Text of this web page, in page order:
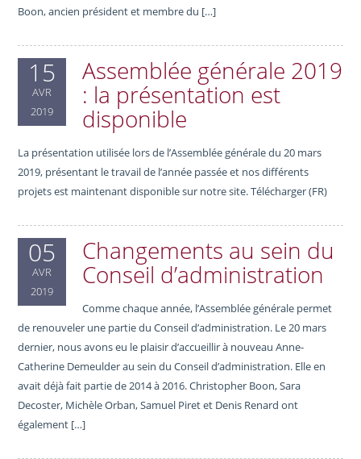
Boon, ancien président et membre du […]
15
AVR
2019
Assemblée générale 2019
: la présentation est
disponible
La présentation utilisée lors de l’Assemblée générale du 20 mars
2019, présentant le travail de l’année passée et nos différents
projets est maintenant disponible sur notre site. Télécharger (FR)
05
AVR
2019
Changements au sein du
Conseil d’administration
Comme chaque année, l’Assemblée générale permet
de renouveler une partie du Conseil d’administration. Le 20 mars
dernier, nous avons eu le plaisir d’accueillir à nouveau Anne-
Catherine Demeulder au sein du Conseil d’administration. Elle en
avait déjà fait partie de 2014 à 2016. Christopher Boon, Sara
Decoster, Michèle Orban, Samuel Piret et Denis Renard ont
également […]